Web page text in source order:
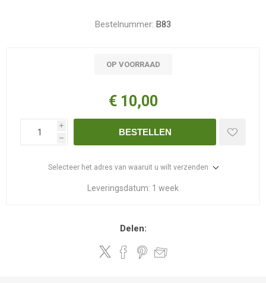
Bestelnummer: B83
OP VOORRAAD
€ 10,00
i
h
BESTELLEN
Selecteer het adres van waaruit u wilt verzenden
Leveringsdatum: 1 week
Delen: